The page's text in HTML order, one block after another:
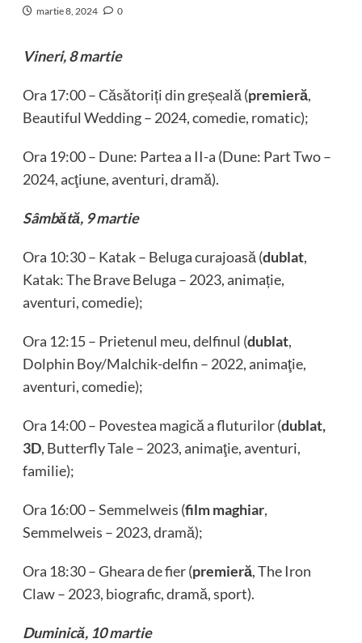
martie 8, 2024 0
Vineri, 8 martie
Ora 17:00 – Căsătoriți din greșeală (premieră,
Beautiful Wedding – 2024, comedie, romatic);
Ora 19:00 – Dune: Partea a II-a (Dune: Part Two –
2024, acţiune, aventuri, dramă).
Sâmbătă, 9 martie
Ora 10:30 – Katak – Beluga curajoasă (dublat,
Katak: The Brave Beluga – 2023, animație,
aventuri, comedie);
Ora 12:15 – Prietenul meu, delfinul (dublat,
Dolphin Boy/Malchik-delfin – 2022, animaţie,
aventuri, comedie);
Ora 14:00 – Povestea magică a fluturilor (dublat,
3D, Butterfly Tale – 2023, animaţie, aventuri,
familie);
Ora 16:00 – Semmelweis (film maghiar,
Semmelweis – 2023, dramă);
Ora 18:30 – Gheara de fier (premieră, The Iron
Claw – 2023, biografic, dramă, sport).
Duminică, 10 martie